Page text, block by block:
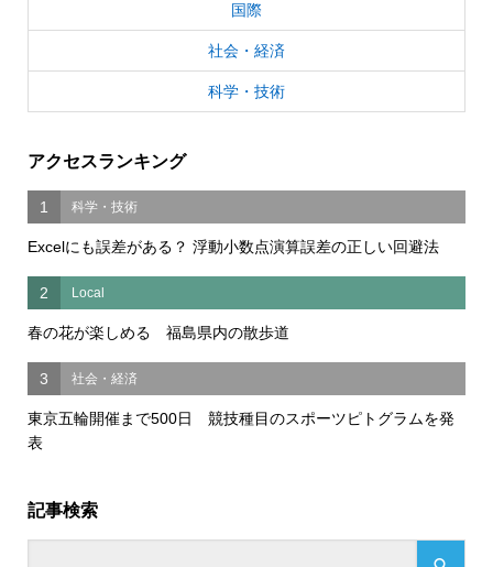
国際
社会・経済
科学・技術
アクセスランキング
1 科学・技術
Excelにも誤差がある？ 浮動小数点演算誤差の正しい回避法
2 Local
春の花が楽しめる 福島県内の散歩道
3 社会・経済
東京五輪開催まで500日 競技種目のスポーツピトグラムを発
表
記事検索